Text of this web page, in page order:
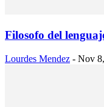
Filosofo del
Lourdes Mendez - Nov